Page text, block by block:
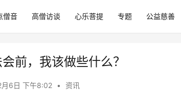
僧音 高僧访谈 心乐菩提 专题 公益慈善
前，我该做些什么？
6日 下午8:02 • 资讯